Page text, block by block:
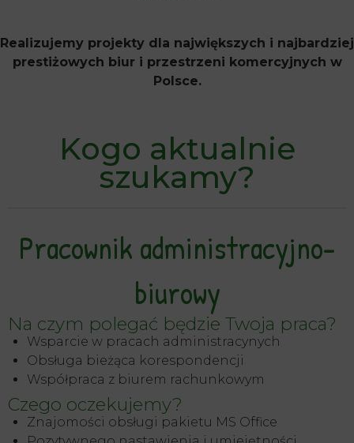
Realizujemy projekty dla największych i najbardziej
prestiżowych biur i przestrzeni komercyjnych w
Polsce.
Kogo aktualnie
szukamy?
Pracownik administracyjno-
biurowy
Na czym polegać będzie Twoja praca?
Wsparcie w pracach administracynych
Obsługa bieżąca korespondencji
Współpraca z biurem rachunkowym
Czego oczekujemy?
Znajomości obsługi pakietu MS Office